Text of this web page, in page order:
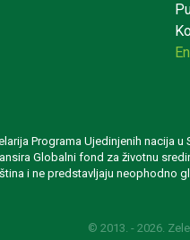
Programa Ujedinjenih nacija
Globalni fond za životnu
i ne predstavljaju neophodno
© 2013. - 2026.